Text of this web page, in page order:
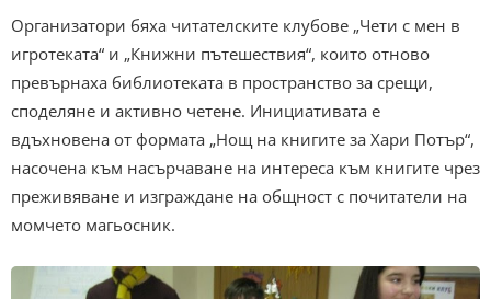
Организатори бяха читателските клубове „Чети с мен в
игротеката“ и „Книжни пътешествия“, които отново
превърнаха библиотеката в пространство за срещи,
споделяне и активно четене. Инициативата е
вдъхновена от формата „Нощ на книгите за Хари Потър“,
насочена към насърчаване на интереса към книгите чрез
преживяване и изграждане на общност с почитатели на
момчето магьосник.